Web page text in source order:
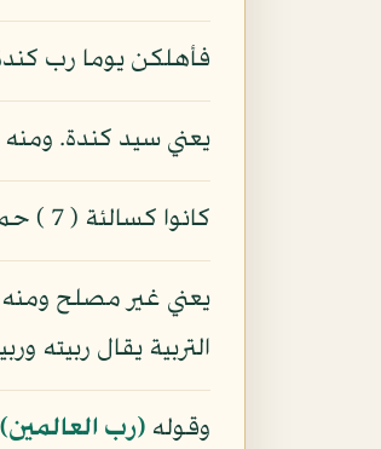
فأهلكن يوما رب كندة
يعني سيد كندة.
كانوا كسالئة ( 7 ) حمفاء إذ حقنت * سلائها في أديم غير مربوب
يعني غير مصلح
التربية يقال ربيته
وقوله (رب العالمين)